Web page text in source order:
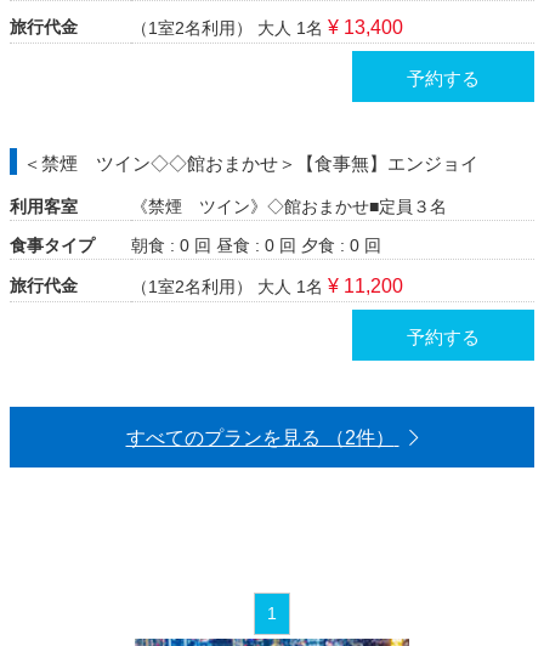
旅行代金 （1室2名利用） 大人 1名 ¥ 13,400
予約する
＜禁煙 ツイン◇◇館おまかせ＞【食事無】エンジョイ
利用客室
《禁煙 ツイン》◇館おまかせ■定員３名
食事タイプ
朝食 : 0 回 昼食 : 0 回 夕食 : 0 回
旅行代金 （1室2名利用） 大人 1名 ¥ 11,200
予約する
すべてのプランを見る （2件）
1